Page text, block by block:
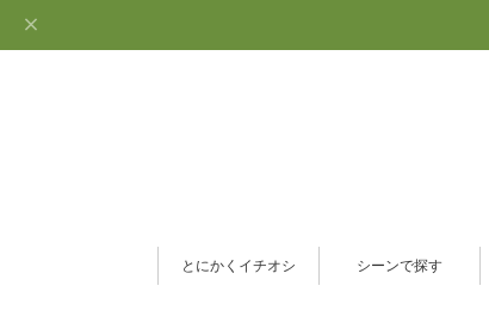
とにかくイチオシ シーンで探す